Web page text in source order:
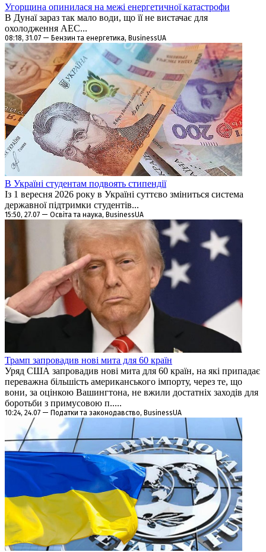
Угорщина опинилася на межі енергетичної катастрофи
В Дунаї зараз так мало води, що її не вистачає для
охолодження АЕС...
08:18, 31.07 — Бензин та енергетика, BusinessUA
В Україні студентам подвоять стипендії
Із 1 вересня 2026 року в Україні суттєво зміниться система
державної підтримки студентів...
15:50, 27.07 — Освіта та наука, BusinessUA
Трамп запровадив нові мита для 60 країн
Уряд США запровадив нові мита для 60 країн, на які припадає
переважна більшість американського імпорту, через те, що
вони, за оцінкою Вашингтона, не вжили достатніх заходів для
боротьби з примусовою п.....
10:24, 24.07 — Податки та законодавство, BusinessUA